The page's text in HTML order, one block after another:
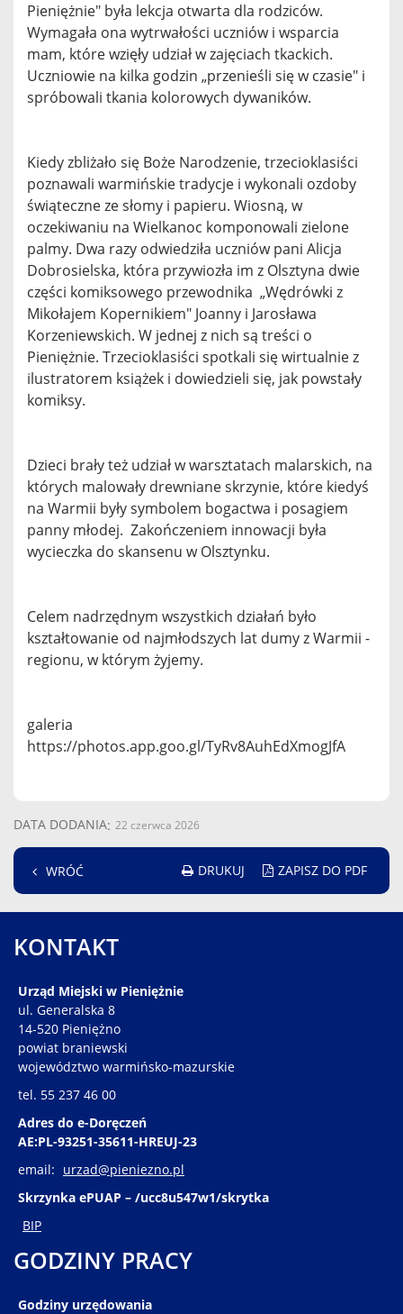
Pieniężnie" była lekcja otwarta dla rodziców.
Wymagała ona wytrwałości uczniów i wsparcia
mam, które wzięły udział w zajęciach tkackich.
Uczniowie na kilka godzin „przenieśli się w czasie" i
spróbowali tkania kolorowych dywaników.
Kiedy zbliżało się Boże Narodzenie, trzecioklasiści
poznawali warmińskie tradycje i wykonali ozdoby
świąteczne ze słomy i papieru. Wiosną, w
oczekiwaniu na Wielkanoc komponowali zielone
palmy. Dwa razy odwiedziła uczniów pani Alicja
Dobrosielska, która przywiozła im z Olsztyna dwie
części komiksowego przewodnika „Wędrówki z
Mikołajem Kopernikiem" Joanny i Jarosława
Korzeniewskich. W jednej z nich są treści o
Pieniężnie. Trzecioklasiści spotkali się wirtualnie z
ilustratorem książek i dowiedzieli się, jak powstały
komiksy.
Dzieci brały też udział w warsztatach malarskich, na
których malowały drewniane skrzynie, które kiedyś
na Warmii były symbolem bogactwa i posagiem
panny młodej. Zakończeniem innowacji była
wycieczka do skansenu w Olsztynku.
Celem nadrzędnym wszystkich działań było
kształtowanie od najmłodszych lat dumy z Warmii -
regionu, w którym żyjemy.
galeria
https://photos.app.goo.gl/TyRv8AuhEdXmogJfA
DATA DODANIA 22 czerwca 2026
WRÓĆ DRUKUJ ZAPISZ DO PDF
KONTAKT
Urząd Miejski w Pieniężnie
ul. Generalska 8
14-520 Pieniężno
powiat braniewski
województwo warmińsko-mazurskie
tel. 55 237 46 00
Adres do e-Doręczeń
AE:PL-93251-35611-HREUJ-23
email: urzad@pieniezno.pl
Skrzynka ePUAP – /ucc8u547w1/skrytka
BIP
GODZINY PRACY
Godziny urzędowania